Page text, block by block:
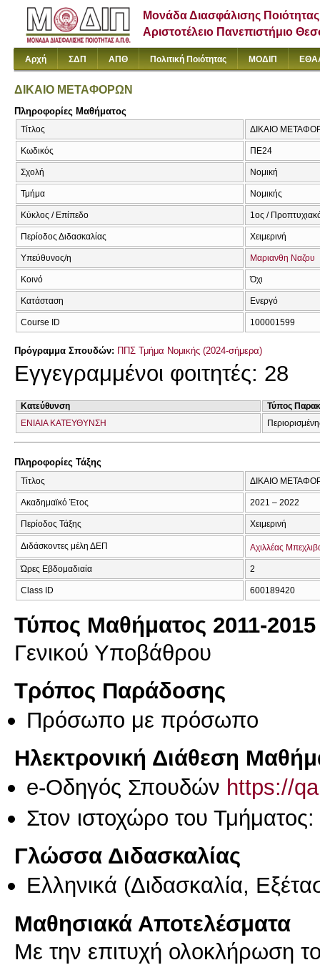
Μονάδα Διασφάλισης Ποιότητας
Αριστοτέλειο Πανεπιστήμιο
Αρχή ΣΔΠ ΑΠΘ Πολιτική Ποιότητας ΜΟΔΙΠ
ΔΙΚΑΙΟ ΜΕΤΑΦΟΡΩΝ
Πληροφορίες Μαθήματος
Τίτλος ΔΙΚΑΙΟ
Κωδικός ΠΕ24
Σχολή Νομική
Τμήμα Νομικής
Κύκλος / Επίπεδο 1ος /
Περίοδος Διδασκαλίας Χειμερινή
Υπεύθυνος/η Μαριανθη Ναζου
Κοινό Όχι
Κατάσταση Ενεργό
Course ID 100001599
Πρόγραμμα Σπουδών: ΠΠΣ Τμήμα Νομικής (2024-σήμερα)
Εγγεγραμμένοι φοιτητές: 28
Κατεύθυνση
Τύπος
ΕΝΙΑΙΑ ΚΑΤΕΥΘΥΝΣΗ
Πληροφορίες Τάξης
Τίτλος ΔΙΚΑΙΟ
Ακαδημαϊκό Έτος 2021 – 2022
Περίοδος Τάξης Χειμερινή
Διδάσκοντες μέλη ΔΕΠ Αχιλλέας
Ώρες Εβδομαδιαία 2
Class ID 600189420
Τύπος Μαθήματος 2011-2015
Γενικού Υποβάθρου
Τρόπος Παράδοσης
Πρόσωπο με πρόσωπο
Ηλεκτρονική Διάθεση
e-Οδηγός Σπουδών https://
Στον ιστοχώρο του Τμήματος:
Γλώσσα Διδασκαλίας
Ελληνικά (Διδασκαλία,
Μαθησιακά Αποτελέσματα
Με την επιτυχή ολοκλήρωση